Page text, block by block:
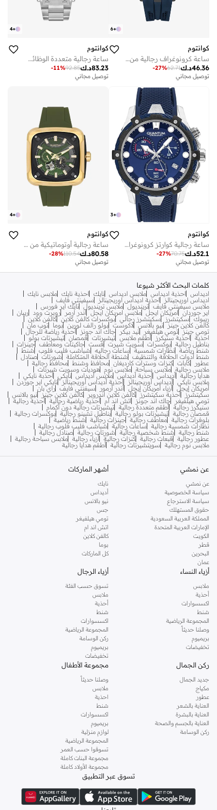
+
6
كوانتوم
ساعة كرونوغراف رجالية من السيليكون . - مم
د.ك46.36
62.71
-27%
توصيل مجاني
+
4
كوانتوم
ساعة رجالية متعددة الوظائف بشاشة وسوار معدني فضي
د.ك83.23
92.85
-11%
توصيل مجاني
+
3
كوانتوم
ساعة رجالية كوارتز كرونوغراف بحزام سيليكون - أزرق
د.ك52.1
70.75
-27%
توصيل مجاني
+
4
كوانتوم
ساعة رجالية أوتوماتيكية من السيليكون . - مم
د.ك80.58
110.54
-28%
توصيل مجاني
كلمات البحث الأكثر شيوعا
اديداس احذية اديداس ملابس اديداس نايك احذية نايك ملابس نايك
اديداس اوريجينالز
احذية اديداس اوريجينالز
سيفينتي فايف
ملابس سيفينتي فايف ترينديول ملابس ترينديول نايك اير فورس
اير جوردان
امريكان ايجل ملابس امريكان ايجل اندر ارمر روبرت وود
ريبان
ريبوك
سكيتشرز سكيتشرز رجالي بوكسرات كالفن كلاين كالفن كلاين
كالفن كلاين جينز نيو بالانس لاكوست بولو رالف لورين بوما
توب مان
تومي جينز تومي هيلفيغر تيد بيكر جاك اند جونز
أحذية رياضة للرجال
احذية
احذية سنيكرز أطقم ملابس تيشيرتات قمصان تيشيرتات بولو
بناطيل رجالية بوكسرات سويت شيرت فست جاكيتات ومعاطف جينزات
شنط رياضة نظارات شمسية ساعات رجاليه شباشب فليب فلوب
شنط
شنط أدوات الحلاقة والتنظيف
شنطة الحلاقة المتكاملة شورتات صنادل
عطور
كابات كنزات وسترات كارديغان محافظ وشنط
محافظ رجالية
ملابس رجالية ملابس سباحة ملابس نوم
هوديات وسويت شيرتات
هدايا رجالية أديداس أحذية أديداس ملابس أديداس نايكي أحذبة نايكي
ملابس نايكي أديداس أوريجينالز أحذية أديداس أوريجينالز
نايكي اير جوردن
أمريكان إيجل أزياء أمريكان إيجل أندر آرمور سيفنتي فايف راي بان
سكيتشرز
أحذية سكيتشرز كالفن كلاين اندروير كالفن كلاين جينز
نيو بالانس
تومي هيلفيغر
جاك اند جونز اتش اند ام أحذية رياضية رجالية أحذية رجالية
سنيكرز رجالية أطقم متعددة رجالية تيشيرتات رجالية دون أكمام
قمصان رجالية تيشيرتات بولو رجالية بناطيل تشينو رجالية بوكسرات رجالية
بلوفرات رجالية معاطف رجالية جينزات رجالية
شنط رياضية
نظارات شمسية رجالية
ساعات رجالية
شباشب فليب فلوب رجالية
شنط رجالية
شنط شخصية رجالية شورتات رجالية صنادل رجالية
عطور رجالية
قبعات رجالية كنزات رجالية أزياء رجالية ملابس سباحة رجالية
ملابس نوم رجالية
سويتشيرتات رجالية أطقم هدايا رجالية
عن نمشي
عن نمشي
سياسة الخصوصية
سياسة الاسترجاع
حقوق المستهلك
المملكة العربية السعودية
الإمارات العربية المتحدة
الكويت
قطر
البحرين
عمان
أشهر الماركات
نايك
أديداس
نيو بالانس
جس
تومي هيلفيغر
اتش اند ام
كالفن كلاين
بوما
كل الماركات
أزياء النساء
ملابس
أحذية
اكسسوارات
شنط
المجموعة الرياضية
وصلنا حديثاً
بريميوم
تخفيضات
أزياء الرجال
تسوق حسب الفئة
ملابس
أحذية
شنط
اكسسوارات
المجموعة الرياضية
ركن الوسامة
بريميوم
تخفيضات
ركن الجمال
جديد الجمال
مكياج
عطور
العناية بالشعر
العناية بالبشرة
العناية بالجسم والصحة
ركن الوسامة
مجموعة الأطفال
وصلنا حديثاً
ملابس
احذية
شنط
اكسسوارات
بريميوم
لوازم منزلية
المجموعة الرياضية
تسوقوا حسب العمر
مجموعة البنات كاملة
مجموعة الأولاد كاملة
تسوق عبر التطبيق